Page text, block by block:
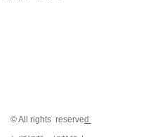
© All rights reserved